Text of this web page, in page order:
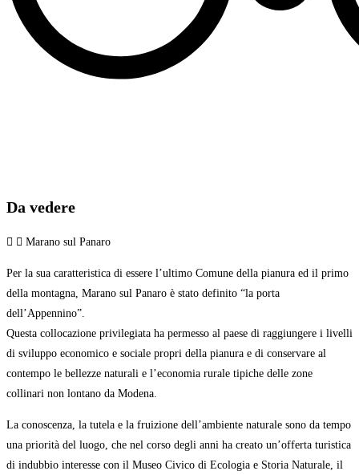
Da vedere
Marano sul Panaro
Per la sua caratteristica di essere l’ultimo Comune della pianura ed il primo
della montagna, Marano sul Panaro è stato definito “la porta
dell’Appennino”.
Questa collocazione privilegiata ha permesso al paese di raggiungere i livelli
di sviluppo economico e sociale propri della pianura e di conservare al
contempo le bellezze naturali e l’economia rurale tipiche delle zone
collinari non lontano da Modena.
La conoscenza, la tutela e la fruizione dell’ambiente naturale sono da tempo
una priorità del luogo, che nel corso degli anni ha creato un’offerta turistica
di indubbio interesse con il Museo Civico di Ecologia e Storia Naturale, il